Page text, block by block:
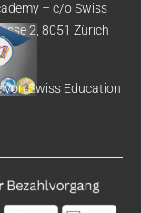
– c/o Swiss
2, 8051 Zürich
von Swiss Education